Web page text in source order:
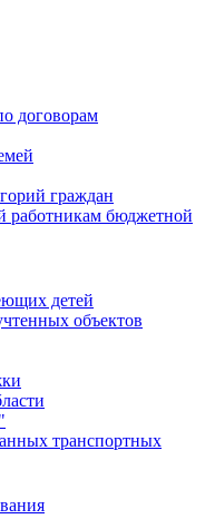
договорам
граждан
работникам бюджетной
детей
объектов
транспортных